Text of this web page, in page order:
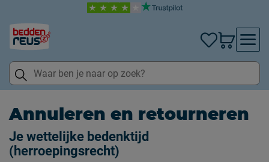
Annuleren en retourneren
Je wettelijke bedenktijd
(herroepingsrecht)